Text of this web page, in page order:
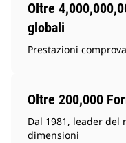
Oltre
globali
Prestazioni
Oltre 200,000
Dal 1981, leader
dimensioni